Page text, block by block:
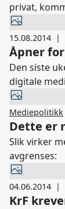
privat,
høringssvar
15.08.2014 |
Åpner
Den siste
digitale
foreslår en
nullmoms
medier.
Mediepolitikk
Dette er
Slik virker
avgrenses:
04.06.2014 |
KrF